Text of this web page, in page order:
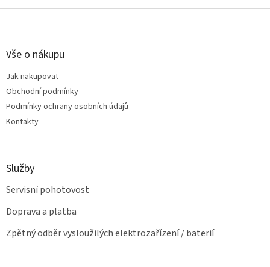
v
Z
Vše o nákupu
Jak nakupovat
Obchodní podmínky
Podmínky ochrany osobních údajů
Kontakty
Služby
Servisní pohotovost
Doprava a platba
Zpětný odběr vysloužilých elektrozařízení / baterií